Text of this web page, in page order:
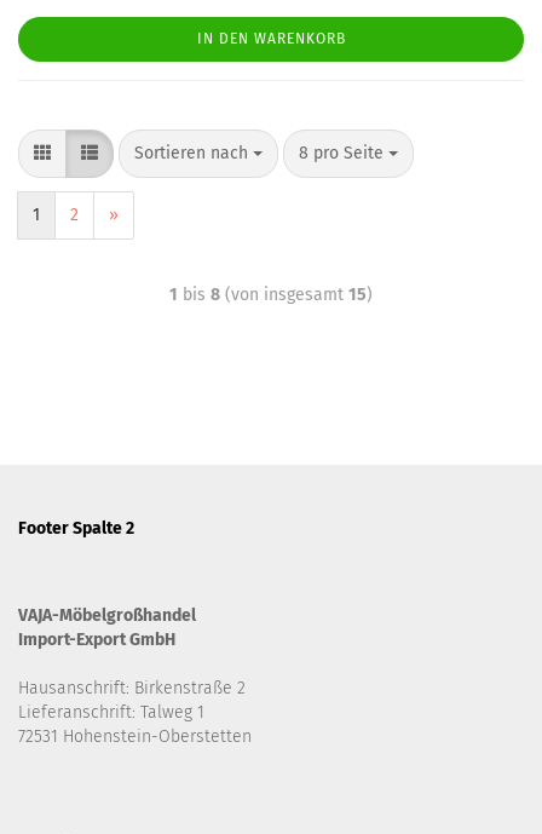
IN DEN WARENKORB
Sortieren nach 8 pro Seite
1 2 »
1 bis 8 (von insgesamt 15)
Footer Spalte 2
VAJA-Möbelgroßhandel
Import-Export GmbH
Hausanschrift: Birkenstraße 2
Lieferanschrift: Talweg 1
72531 Hohenstein-Oberstetten